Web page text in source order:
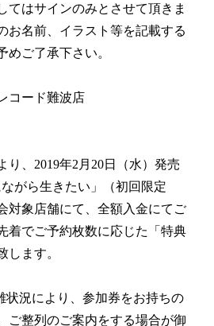
てはサインのみとさせて頂きま
お名前、イラスト等を記載する
めご了承下さい。
コード難波店
り、2019年2月20日（水）発売
がら生きたい」（初回限定
対象店舗にて、全額入金にてご
着でご予約枚数に応じた「特典
します。
況により、参加券をお持ちの
ご整列のご案内をする場合が御